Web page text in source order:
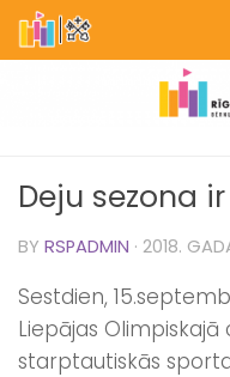
Skip to content
Deju sezona
BY RSPADMIN · 2018.
Sestdien,
Liepājas
starptautiskās